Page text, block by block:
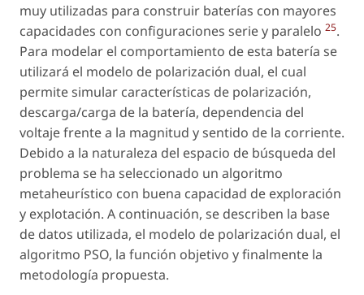
muy utilizadas para construir baterías con mayores
capacidades con configuraciones serie y paralelo 25.
Para modelar el comportamiento de esta batería se
utilizará el modelo de polarización dual, el cual
permite simular características de polarización,
descarga/carga de la batería, dependencia del
voltaje frente a la magnitud y sentido de la corriente.
Debido a la naturaleza del espacio de búsqueda del
problema se ha seleccionado un algoritmo
metaheurístico con buena capacidad de exploración
y explotación. A continuación, se describen la base
de datos utilizada, el modelo de polarización dual, el
algoritmo PSO, la función objetivo y finalmente la
metodología propuesta.